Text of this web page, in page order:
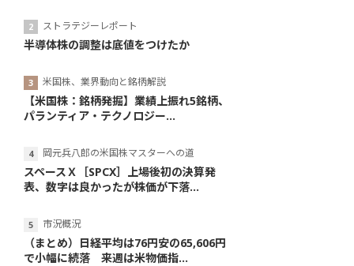
ストラテジーレポート
半導体株の調整は底値をつけたか
米国株、業界動向と銘柄解説
【米国株：銘柄発掘】業績上振れ5銘柄、
パランティア・テクノロジー...
岡元兵八郎の米国株マスターへの道
スペースＸ［SPCX］上場後初の決算発
表、数字は良かったが株価が下落...
市況概況
（まとめ）日経平均は76円安の65,606円
で小幅に続落 来週は米物価指...